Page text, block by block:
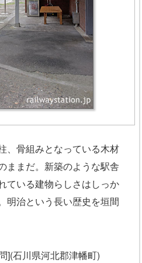
、骨組みとなっている木材
ままだ。新築のような駅舎
ている建物らしさはしっか
明治という長い歴史を垣間
](石川県河北郡津幡町)